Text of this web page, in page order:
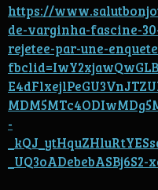
https://
de-varginha-fascine-
rejetee-par-une-
-
_UQ3oADebebASBj6S2-